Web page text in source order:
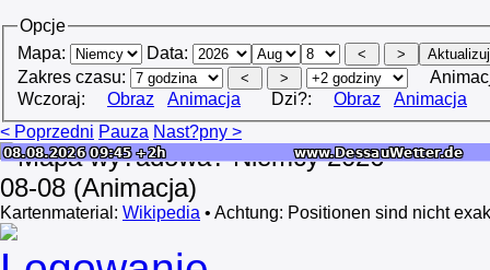
Opcje
Mapa:
Data:
Zakres czasu:
Wczoraj:
Obraz Animacja Dzi?: Obraz
Animacja
< Poprzedni Pauza Nast?pny >
Kartenmaterial: Wikipedia • Achtung: Positionen sind nicht